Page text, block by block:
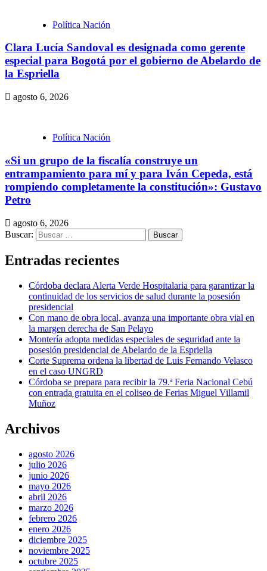
Política Nación
Clara Lucía Sandoval es designada como gerente
especial para Bogotá por el gobierno de Abelardo de
la Espriella
agosto 6, 2026
Política Nación
«Si un grupo de la fiscalía construye un
entrampamiento para mí y para Iván Cepeda, está
rompiendo completamente la constitución»: Gustavo
Petro
agosto 6, 2026
Buscar:
Entradas recientes
Córdoba declara Alerta Verde Hospitalaria para garantizar la
continuidad de los servicios de salud durante la posesión
presidencial
Con mano de obra local, avanza una importante obra vial en
la margen derecha de San Pelayo
Montería adopta medidas especiales de seguridad ante la
posesión presidencial de Abelardo de la Espriella
Corte Suprema ordena la libertad de Luis Fernando Velasco
en el caso UNGRD
Córdoba se prepara para recibir la 79.ª Feria Nacional Cebú
con entrada gratuita en el coliseo de Ferias Miguel Villamil
Muñoz
Archivos
agosto 2026
julio 2026
junio 2026
mayo 2026
abril 2026
marzo 2026
febrero 2026
enero 2026
diciembre 2025
noviembre 2025
octubre 2025